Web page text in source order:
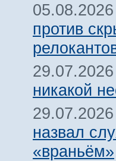
против
никакой
назвал
«враньём»